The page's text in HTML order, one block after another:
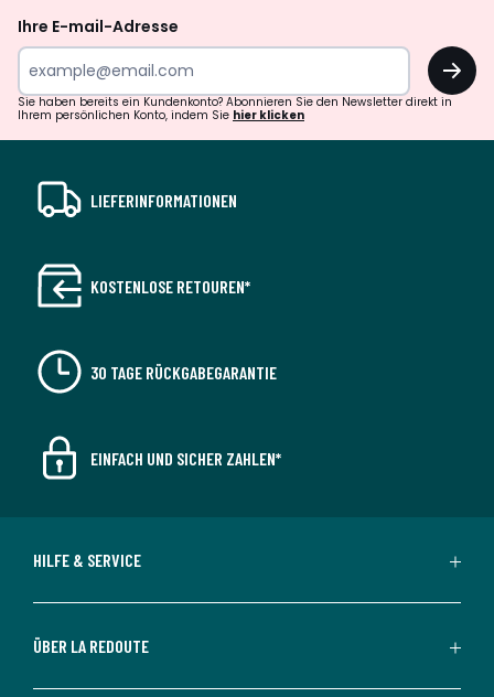
Ihre E-mail-Adresse
OK
Sie haben bereits ein Kundenkonto? Abonnieren Sie den Newsletter direkt in
Ihrem persönlichen Konto, indem Sie hier klicken
LIEFERINFORMATIONEN
KOSTENLOSE RETOUREN*
30 TAGE RÜCKGABEGARANTIE
EINFACH UND SICHER ZAHLEN*
HILFE & SERVICE
ÜBER LA REDOUTE